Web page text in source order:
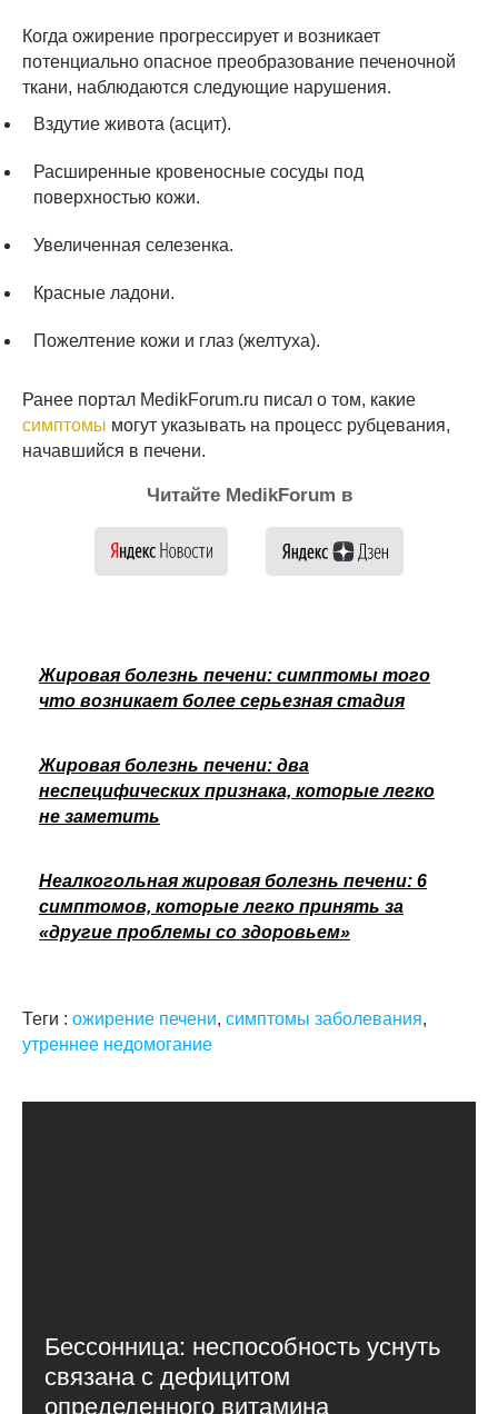
Когда ожирение прогрессирует и возникает
потенциально опасное преобразование печеночной
ткани, наблюдаются следующие нарушения.
Вздутие живота (асцит).
Расширенные кровеносные сосуды под
поверхностью кожи.
Увеличенная селезенка.
Красные ладони.
Пожелтение кожи и глаз (желтуха).
Ранее портал MedikForum.ru писал о том, какие
симптомы могут указывать на процесс рубцевания,
начавшийся в печени.
Читайте MedikForum в
Жировая болезнь печени: симптомы того
что возникает более серьезная стадия
Жировая болезнь печени: два
неспецифических признака, которые легко
не заметить
Неалкогольная жировая болезнь печени: 6
симптомов, которые легко принять за
«другие проблемы со здоровьем»
Теги : ожирение печени, симптомы заболевания,
утреннее недомогание
Бессонница: неспособность уснуть
связана с дефицитом
определенного витамина